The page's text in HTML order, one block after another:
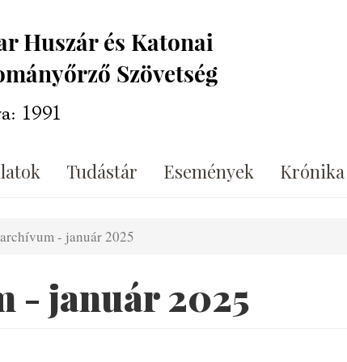
Tudástár Események Krónika
- január 2025
- január 2025